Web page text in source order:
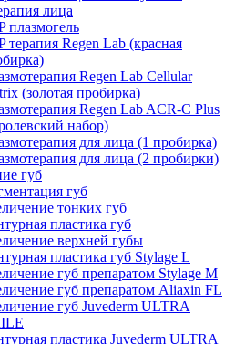
лица
плазмогель
терапия Regen Lab (красная
Regen Lab Cellular
(золотая пробирка)
Regen Lab ACR-C Plus
набор)
для лица (1 пробирка)
для лица (2 пробирки)
губ
губ
тонких губ
пластика губ
верхней губы
пластика губ Stylage L
губ препаратом Stylage M
губ препаратом Aliaxin FL
губ Juvederm ULTRA
пластика Juvederm ULTRA